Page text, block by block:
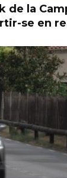
de la
se en